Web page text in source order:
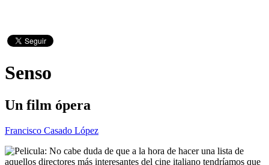
Senso
Un film ópera
Francisco Casado López
No cabe duda de que a la hora de hacer una lista de
aquellos directores más interesantes del cine italiano tendríamos que